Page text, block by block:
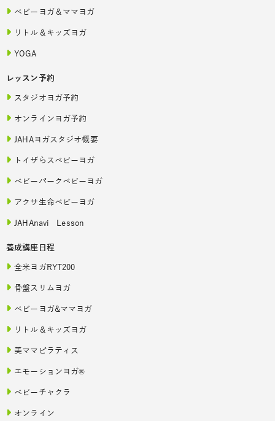
ベビーヨガ＆ママヨガ
リトル＆キッズヨガ
YOGA
レッスン予約
スタジオヨガ予約
オンラインヨガ予約
JAHAヨガスタジオ概要
トイザらスベビーヨガ
ベビーパークベビーヨガ
アクサ生命ベビーヨガ
JAHAnavi Lesson
養成講座日程
全米ヨガRYT200
骨盤スリムヨガ
ベビーヨガ&ママヨガ
リトル＆キッズヨガ
美ママピラティス
エモーションヨガ®
ベビーチャクラ
オンライン